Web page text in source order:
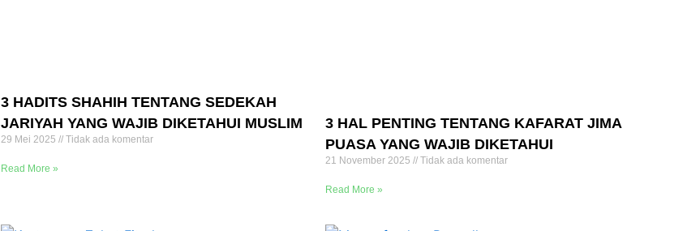
3 HADITS SHAHIH TENTANG SEDEKAH
JARIYAH YANG WAJIB DIKETAHUI MUSLIM
29 Mei 2025 Tidak ada komentar
Read More »
3 HAL PENTING TENTANG KAFARAT JIMA
PUASA YANG WAJIB DIKETAHUI
21 November 2025 Tidak ada komentar
Read More »